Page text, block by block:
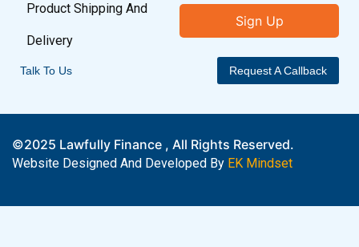
Product Shipping And
Delivery
Sign Up
Talk To Us Request A Callback
©2025 Lawfully Finance , All Rights Reserved.
Website Designed And Developed By EK Mindset